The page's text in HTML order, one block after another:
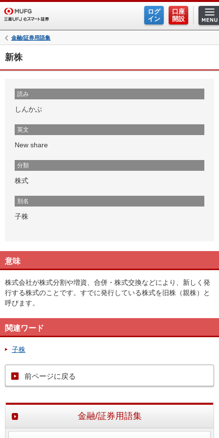
ログ
イン
口座
開設
金融/証券用語集
新株
読み
しんかぶ
英文
New share
分類
株式
別名
子株
意味
株式会社が株式分割や増資、合併・株式交換などにより、新しく発
行する株式のことです。すでに発行している株式を旧株（親株）と
呼びます。
関連ワード
子株
前ページに戻る
金融/証券用語集